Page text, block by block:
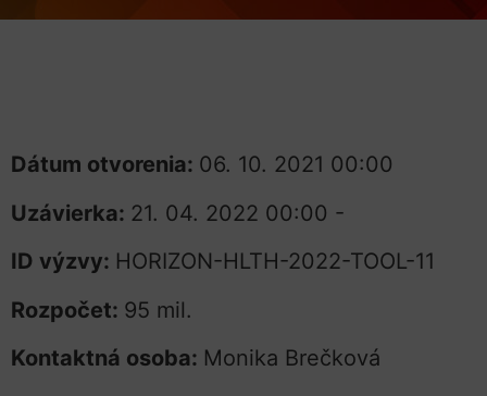
Dátum otvorenia: 06. 10. 2021 00:00
Uzávierka: 21. 04. 2022 00:00 -
ID výzvy: HORIZON-HLTH-2022-TOOL-11
Rozpočet: 95 mil.
Kontaktná osoba: Monika Brečková